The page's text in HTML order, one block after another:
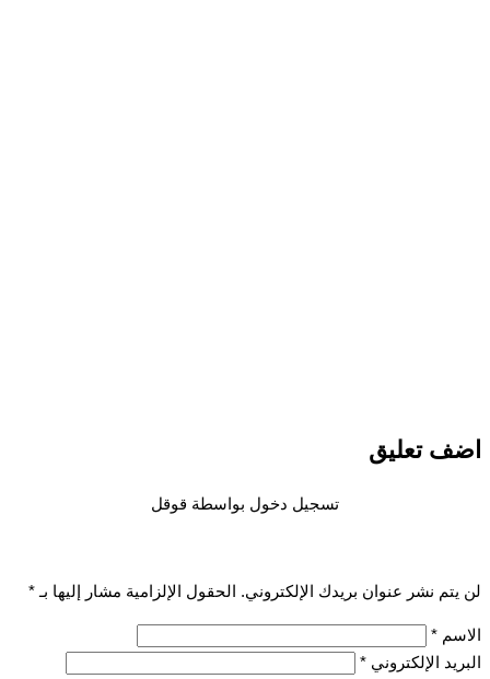
تعليق
تسجيل دخول بواسطة قوقل
نشر عنوان بريدك الإلكتروني. الحقول الإلزامية مشار إليها بـ*
*
الإلكتروني *